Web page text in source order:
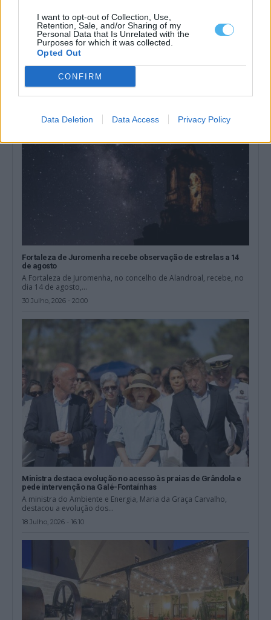
I want to opt-out of Collection, Use,
Retention, Sale, and/or Sharing of my
Personal Data that Is Unrelated with the
Purposes for which it was collected.
Opted Out
CONFIRM
Data Deletion Data Access Privacy Policy
Mau tempo: Praia fluvial do Alamal com cerca de 325 mil euros
do Programa Crescer com o Turismo
A Câmara de Gavião vai receber cerca de 325 mil euros do
Programa Crescer...
3 Agosto, 2026 - 18:30
Fortaleza de Juromenha recebe observação de estrelas a 14
de agosto
A Fortaleza de Juromenha, no concelho de Alandroal, recebe, no
dia 14 de agosto,...
30 Julho, 2026 - 20:00
Ministra destaca evolução no acesso às praias de Grândola e
pede intervenção na Galé-Fontaínhas
A ministra do Ambiente e Energia, Maria da Graça Carvalho,
destacou a evolução dos...
18 Julho, 2026 - 16:10